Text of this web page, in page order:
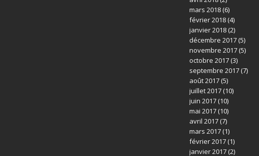
mars 2018(6)
février 2018(4)
janvier 2018(2)
décembre 2017(5)
novembre 2017(5)
octobre 2017(3)
septembre 2017(7)
août 2017(5)
juillet 2017(10)
juin 2017(10)
mai 2017(10)
avril 2017(7)
mars 2017(1)
février 2017(1)
janvier 2017(2)